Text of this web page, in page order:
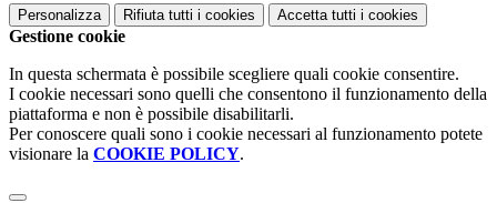
Personalizza Rifiuta tutti i cookies Accetta tutti i cookies
Gestione cookie
In questa schermata è possibile scegliere quali cookie consentire.
I cookie necessari sono quelli che consentono il funzionamento della
piattaforma e non è possibile disabilitarli.
Per conoscere quali sono i cookie necessari al funzionamento potete
visionare la COOKIE POLICY.